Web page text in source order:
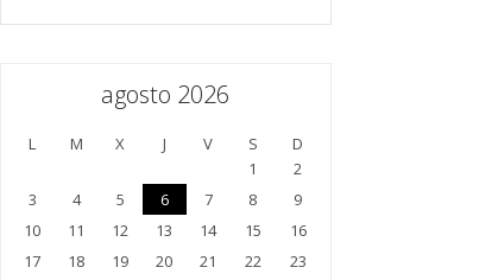
agosto 2026
L M X J V S
D
1
2
3
4 5 6 7 8
9
10
11 12 13 14 15
16
17
18 19 20 21 22
23